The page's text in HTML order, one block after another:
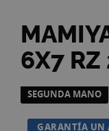
6X7 RZ
Saltar
al
final
SEGUNDA MANO
GARANTÍA UN